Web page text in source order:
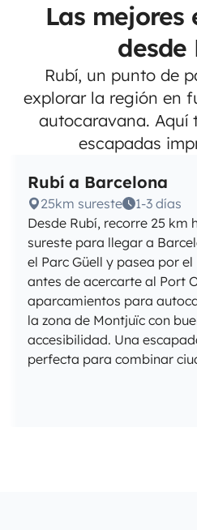
Las mejores
desde
Rubí, un punto de
explorar la región en
autocaravana. Aquí
escapadas
Rubí a Barcelona
25km sureste
1-3 días
Desde Rubí, recorre 25 km
sureste para llegar a
el Parc Güell y pasea por
antes de acercarte al Port
aparcamientos para
la zona de Montjuïc con
accesibilidad. Una
perfecta para combinar